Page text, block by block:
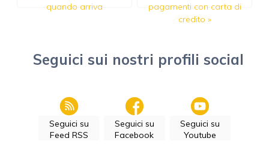
quando arriva
pagamenti con carta di
credito »
Seguici sui nostri profili social
Seguici su
Feed RSS
Seguici su
Facebook
Seguici su
Youtube